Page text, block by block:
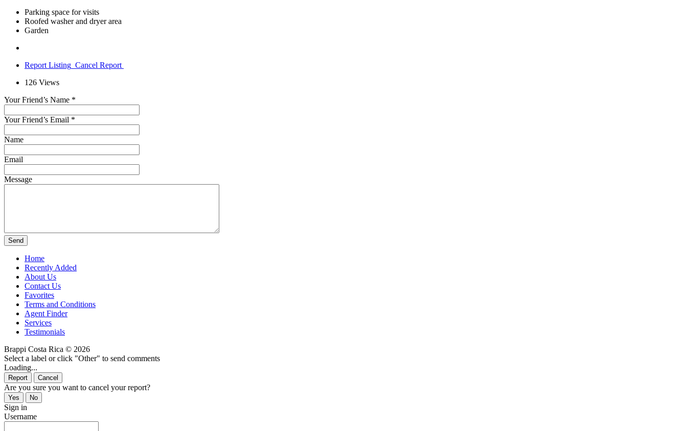
Parking space for visits
Roofed washer and dryer area
Garden
Report Listing Cancel Report
126 Views
Your Friend’s Name *
Your Friend’s Email *
Name
Email
Message
Home
Recently Added
About Us
Contact Us
Favorites
Terms and Conditions
Agent Finder
Services
Testimonials
Brappi Costa Rica © 2026
Select a label or click "Other" to send comments
Loading...
Are you sure you want to cancel your report?
Sign in
Username